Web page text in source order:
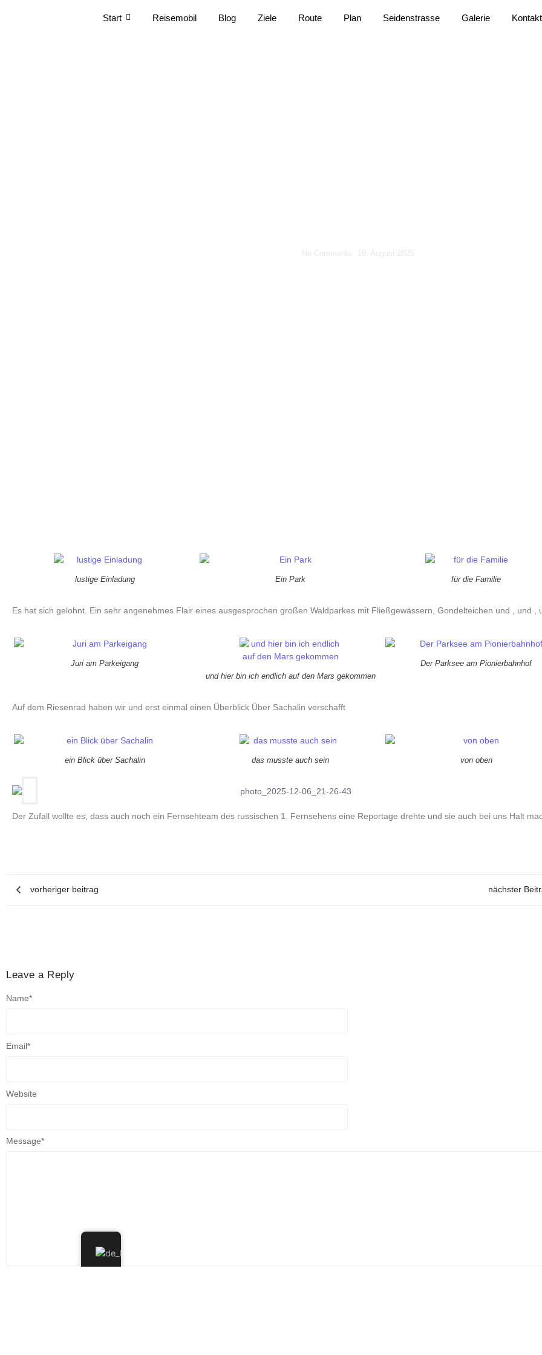
Start Reisemobil Blog Ziele Route Plan Seidenstrasse Galerie Kontakt
No Comments 19. August 2025
lustige Einladung Ein Park für die Familie
Es hat sich gelohnt. Ein sehr angenehmes Flair eines ausgesprochen großen Waldparkes mit Fließgewässern, Gondelteichen und , und ,
Juri am Parkeigang
und hier bin ich endlich auf den Mars gekommen
Der Parksee am Pionierbahnhof
Auf dem Riesenrad haben wir und erst einmal einen Überblick Über Sachalin verschafft
ein Blick über Sachalin das musste auch sein von oben
Der Zufall wollte es, dass auch noch ein Fernsehteam des russischen 1. Fernsehens eine Reportage drehte und sie auch bei uns Halt
vorheriger beitrag nächster
Leave a Reply
Message*
Name*
Email*
Website